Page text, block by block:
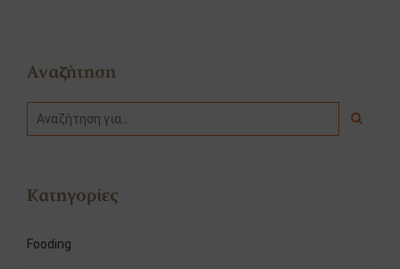
Αναζήτηση
Κατηγορίες
Fooding